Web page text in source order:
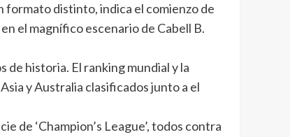
formato distinto, indica el comienzo de
el magnífico escenario de Cabell B.
de historia. El ranking mundial y la
y Australia clasificados junto a el
de ‘Champion’s League’, todos contra